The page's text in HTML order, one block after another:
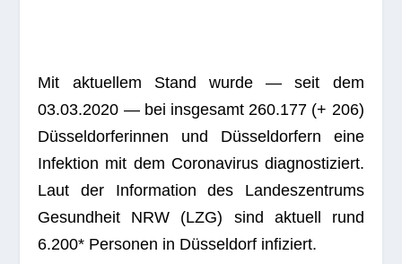
Mit aktu­el­lem Stand wurde — seit dem
03.03.2020 — bei ins­ge­samt 260.177 (+ 206)
Düs­sel­dor­fe­rin­nen und Düs­sel­dor­fern eine
Infek­tion mit dem Coro­na­vi­rus dia­gnos­ti­ziert.
Laut der Infor­ma­tion des Lan­des­zen­trums
Gesund­heit NRW (LZG) sind aktu­ell rund
6.200* Per­so­nen in Düs­sel­dorf infiziert.